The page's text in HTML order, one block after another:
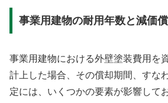
事業用建物の耐用年数と減価
事業用建物における外壁塗装費用を
計上した場合、その償却期間、すな
定には、いくつかの要素が影響して